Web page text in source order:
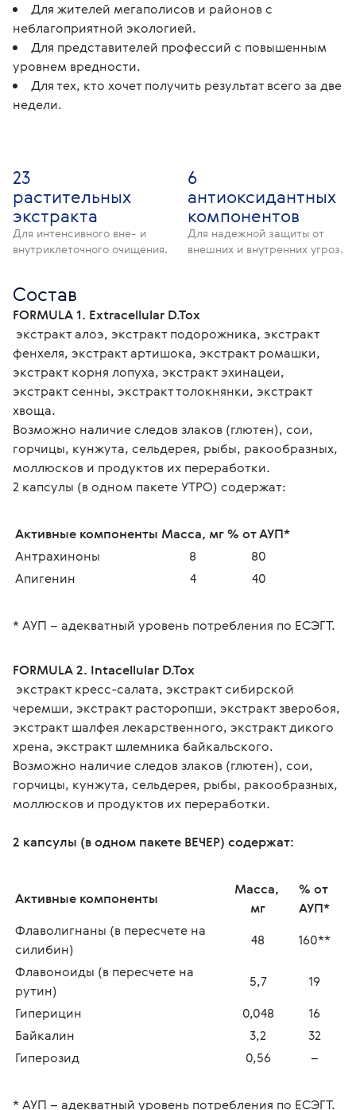
Для жителей мегаполисов и районов с
неблагоприятной экологией.
Для представителей профессий с повышенным
уровнем вредности.
Для тех, кто хочет получить результат всего за две
недели.
23
растительных
экстракта
Для интенсивного вне- и
внутриклеточного очищения.
6
антиоксидантных
компонентов
Для надежной защиты от
внешних и внутренних угроз.
Состав
FORMULA 1. Extracellular D.Tox
фенхеля, экстракт артишока, экстракт ромашки,
экстракт корня лопуха, экстракт эхинацеи,
экстракт сенны, экстракт толокнянки, экстракт
хвоща.
Возможно наличие следов злаков (глютен), сои,
горчицы, кунжута, сельдерея, рыбы, ракообразных,
моллюсков и продуктов их переработки.
2 капсулы (в одном пакете УТРО) содержат:
Активные компоненты Масса, мг% от АУП*
Антрахиноны
8
80
Апигенин
4 40
* АУП – адекватный уровень потребления по ЕСЭГТ.
FORMULA 2. Intacellular D.Tox
черемши, экстракт расторопши, экстракт зверобоя,
экстракт шалфея лекарственного, экстракт дикого
хрена, экстракт шлемника байкальского.
Возможно наличие следов злаков (глютен), сои,
горчицы, кунжута, сельдерея, рыбы, ракообразных,
моллюсков и продуктов их переработки.
2 капсулы (в одном пакете ВЕЧЕР) содержат:
Активные компоненты
Масса,
мг
% от
АУП*
Флаволигнаны (в пересчете на
силибин)
48
160**
Флавоноиды (в пересчете на
рутин)
5,7
19
Гиперицин
0,048
16
Байкалин
3,2
32
Гиперозид
0,56 –
* АУП – адекватный уровень потребления по ЕСЭГТ.